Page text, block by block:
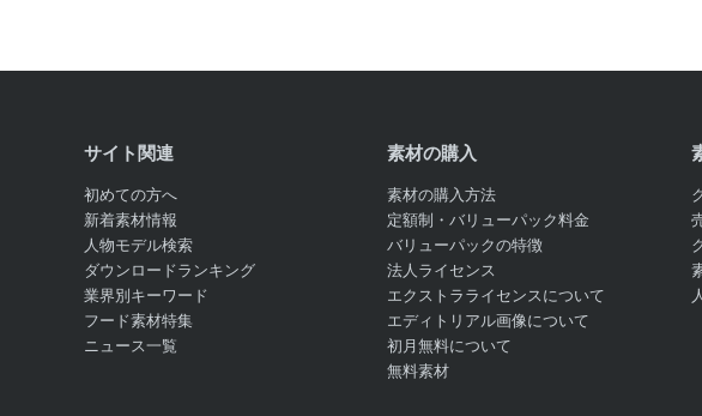
サイト関連
初めての方へ
新着素材情報
人物モデル検索
ダウンロードランキング
業界別キーワード
フード素材特集
ニュース一覧
素材の購入
素材の購入方法
定額制・バリューパック料金
バリューパックの特徴
法人ライセンス
エクストラライセンスについて
エディトリアル画像について
初月無料について
無料素材